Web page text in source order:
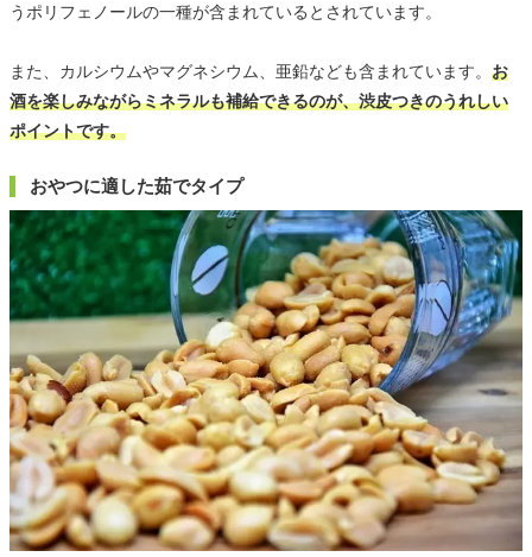
うポリフェノールの一種が含まれているとされています。
また、カルシウムやマグネシウム、亜鉛なども含まれています。 お
酒を楽しみながらミネラルも補給できるのが、渋皮つきのうれしい
ポイントです。
おやつに適した茹でタイプ